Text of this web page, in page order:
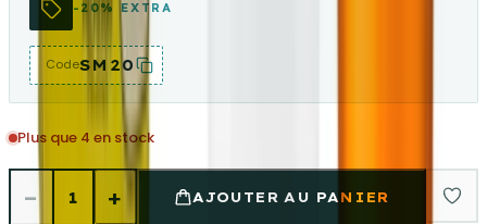
-20% EXTRA
CodeSM20
Plus que 4 en stock
− 1 + AJOUTER AU PANIER